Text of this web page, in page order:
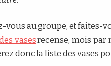
vous au groupe, et faites-
vases recense, mois par
donc la liste des vases